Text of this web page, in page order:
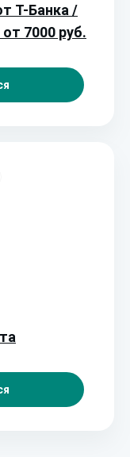
Т-Банка /
7000 руб.